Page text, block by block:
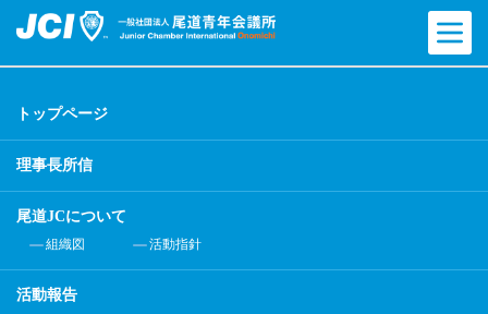
トップページ
理事長所信
尾道JCについて
組織図 活動指針
活動報告